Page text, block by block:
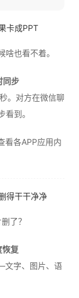
卡成PPT
也看不着。
同步
。对方在微信聊
到。
看各APP应用内
得干干净净
了？
复
文字、图片、语